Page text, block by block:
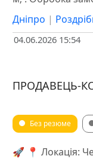
Дніпро |
04.06.2026 15:54
ПРОДАВЕЦЬ-
Без резюме
🚀 📍 Локація: